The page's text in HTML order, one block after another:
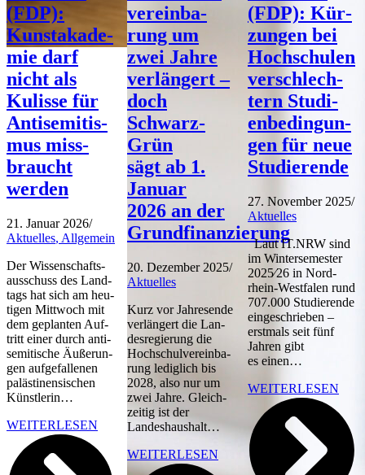
(FDP):
Kunst­aka­de­
mie darf
nicht als
Kulis­se für
Anti­se­mi­tis­
mus miss­
braucht
werden
21. Janu­ar 2026/
Aktu­el­les, All­ge­mein
Der Wis­sen­schafts­
aus­schuss des Land­
tags hat sich am heu­
ti­gen Mitt­woch mit
dem geplan­ten Auf­
tritt einer durch anti­
se­mi­ti­sche Äuße­run­
gen auf­ge­fal­le­nen
paläs­ti­nen­si­schen
Künstlerin…
WEI­TER­LE­SEN
ver­ein­ba­
rung um
zwei Jah­re
ver­län­gert –
doch
Schwarz-
Grün
sägt ab 1.
Janu­ar
2026 an der
Grundfinanzierung
20. Dezem­ber 2025/
Aktu­el­les
Kurz vor Jah­res­en­de
ver­län­gert die Lan­
des­re­gie­rung die
Hoch­schul­ver­ein­ba­
rung ledig­lich bis
2028, also nur um
zwei Jah­re. Gleich­
zei­tig ist der
Landeshaushalt…
WEI­TER­LE­SEN
(FDP): Kür­
zun­gen bei
Hoch­schu­len
ver­schlech­
tern Stu­di­
en­be­din­gun­
gen für neue
Studierende
27. Novem­ber 2025/
Aktu­el­les
Laut IT.NRW sind
im Win­ter­se­mes­ter
2025⁄26 in Nor­d­
rhein-Wes­t­­fa­­len rund
707.000 Stu­die­ren­de
ein­ge­schrie­ben –
erst­mals seit fünf
Jah­ren gibt
es einen…
WEI­TER­LE­SEN